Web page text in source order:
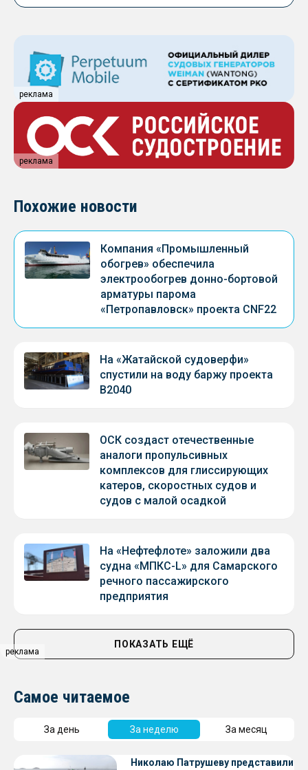
реклама
реклама
реклама
Похожие новости
Компания «Промышленный
обогрев» обеспечила
электрообогрев донно-бортовой
арматуры парома
«Петропавловск» проекта CNF22
На «Жатайской судоверфи»
спустили на воду баржу проекта
В2040
ОСК создаст отечественные
аналоги пропульсивных
комплексов для глиссирующих
катеров, скоростных судов и
судов с малой осадкой
На «Нефтефлоте» заложили два
судна «МПКС-L» для Самарского
речного пассажирского
предприятия
ПОКАЗАТЬ ЕЩЁ
Самое читаемое
За день За неделю За месяц
Николаю Патрушеву представили